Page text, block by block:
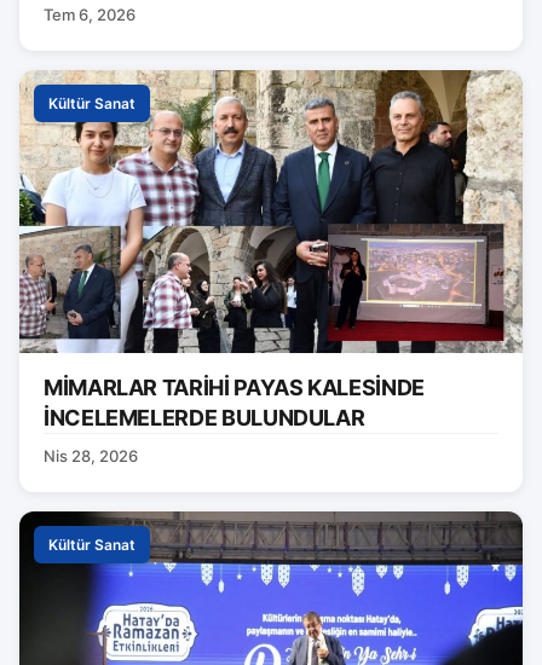
Tem 6, 2026
Kültür Sanat
MİMARLAR TARİHİ PAYAS KALESİNDE
İNCELEMELERDE BULUNDULAR
Nis 28, 2026
Kültür Sanat